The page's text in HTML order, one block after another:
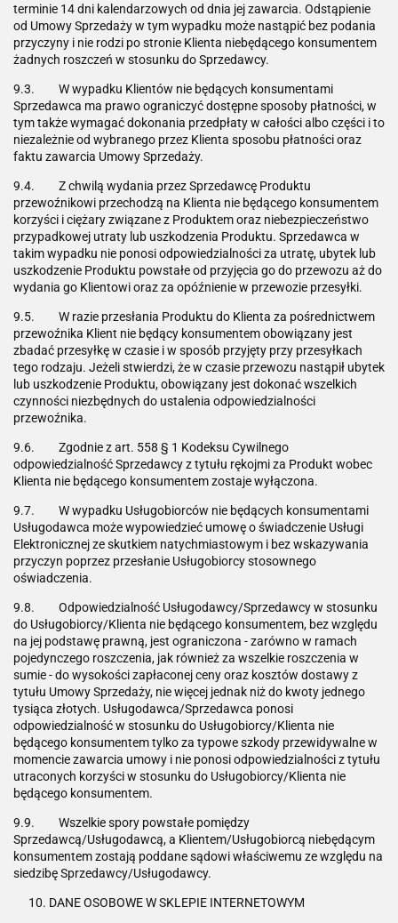
terminie 14 dni kalendarzowych od dnia jej zawarcia. Odstąpienie
od Umowy Sprzedaży w tym wypadku może nastąpić bez podania
przyczyny i nie rodzi po stronie Klienta niebędącego konsumentem
żadnych roszczeń w stosunku do Sprzedawcy.
9.3. W wypadku Klientów nie będących konsumentami
Sprzedawca ma prawo ograniczyć dostępne sposoby płatności, w
tym także wymagać dokonania przedpłaty w całości albo części i to
niezależnie od wybranego przez Klienta sposobu płatności oraz
faktu zawarcia Umowy Sprzedaży.
9.4. Z chwilą wydania przez Sprzedawcę Produktu
przewoźnikowi przechodzą na Klienta nie będącego konsumentem
korzyści i ciężary związane z Produktem oraz niebezpieczeństwo
przypadkowej utraty lub uszkodzenia Produktu. Sprzedawca w
takim wypadku nie ponosi odpowiedzialności za utratę, ubytek lub
uszkodzenie Produktu powstałe od przyjęcia go do przewozu aż do
wydania go Klientowi oraz za opóźnienie w przewozie przesyłki.
9.5. W razie przesłania Produktu do Klienta za pośrednictwem
przewoźnika Klient nie będący konsumentem obowiązany jest
zbadać przesyłkę w czasie i w sposób przyjęty przy przesyłkach
tego rodzaju. Jeżeli stwierdzi, że w czasie przewozu nastąpił ubytek
lub uszkodzenie Produktu, obowiązany jest dokonać wszelkich
czynności niezbędnych do ustalenia odpowiedzialności
przewoźnika.
9.6. Zgodnie z art. 558 § 1 Kodeksu Cywilnego
odpowiedzialność Sprzedawcy z tytułu rękojmi za Produkt wobec
Klienta nie będącego konsumentem zostaje wyłączona.
9.7. W wypadku Usługobiorców nie będących konsumentami
Usługodawca może wypowiedzieć umowę o świadczenie Usługi
Elektronicznej ze skutkiem natychmiastowym i bez wskazywania
przyczyn poprzez przesłanie Usługobiorcy stosownego
oświadczenia.
9.8. Odpowiedzialność Usługodawcy/Sprzedawcy w stosunku
do Usługobiorcy/Klienta nie będącego konsumentem, bez względu
na jej podstawę prawną, jest ograniczona - zarówno w ramach
pojedynczego roszczenia, jak również za wszelkie roszczenia w
sumie - do wysokości zapłaconej ceny oraz kosztów dostawy z
tytułu Umowy Sprzedaży, nie więcej jednak niż do kwoty jednego
tysiąca złotych. Usługodawca/Sprzedawca ponosi
odpowiedzialność w stosunku do Usługobiorcy/Klienta nie
będącego konsumentem tylko za typowe szkody przewidywalne w
momencie zawarcia umowy i nie ponosi odpowiedzialności z tytułu
utraconych korzyści w stosunku do Usługobiorcy/Klienta nie
będącego konsumentem.
9.9. Wszelkie spory powstałe pomiędzy
Sprzedawcą/Usługodawcą, a Klientem/Usługobiorcą niebędącym
konsumentem zostają poddane sądowi właściwemu ze względu na
siedzibę Sprzedawcy/Usługodawcy.
DANE OSOBOWE W SKLEPIE INTERNETOWYM